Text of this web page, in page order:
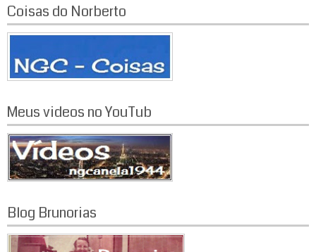
Coisas do Norberto
Meus videos no YouTub
Blog Brunorias